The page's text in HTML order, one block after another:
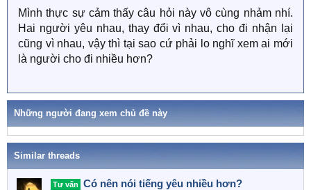
Mình thực sự cảm thấy câu hỏi này vô cùng nhảm nhí.
Hai người yêu nhau, thay đổi vì nhau, cho đi nhận lại
cũng vì nhau, vậy thì tại sao cứ phải lo nghĩ xem ai mới
là người cho đi nhiều hơn?
Những người đang xem chủ đề này
Similar threads
Tư vấn Có nên nói tiếng yêu nhiều hơn?